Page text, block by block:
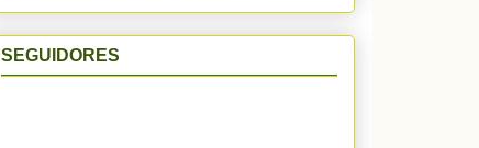
SEGUIDORES